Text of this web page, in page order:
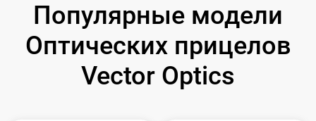
Популярные модели
Оптических прицелов
Vector Optics